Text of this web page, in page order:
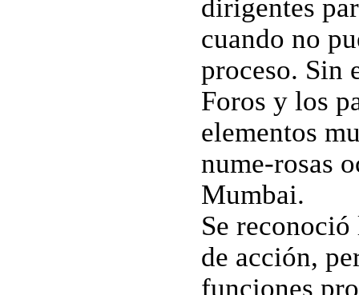
dirigentes
cuando no
proceso. Sin
Foros y los
elementos
nume-rosas
Mumbai.
Se reconoció
de acción,
funciones